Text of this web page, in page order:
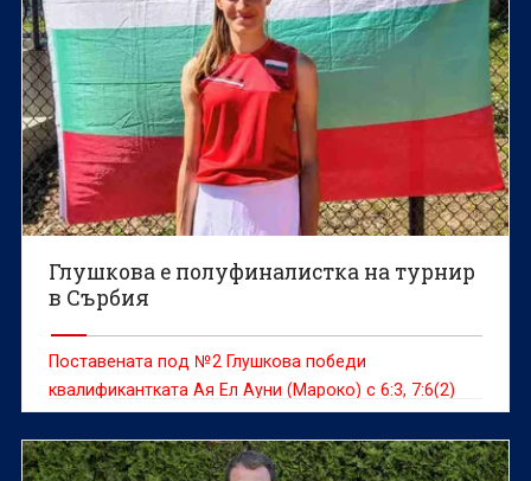
Глушкова е полуфиналистка на турнир
в Сърбия
Поставената под №2 Глушкова победи
квалификантката Ая Ел Ауни (Мароко) с 6:3, 7:6(2)